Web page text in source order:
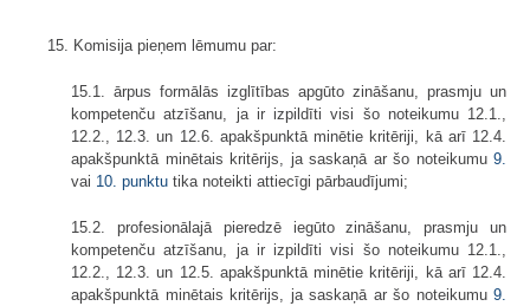
15. Komisija pieņem lēmumu par:
15.1. ārpus formālās izglītības apgūto zināšanu, prasmju un
kompetenču atzīšanu, ja ir izpildīti visi šo noteikumu 12.1.,
12.2., 12.3. un 12.6. apakšpunktā minētie kritēriji, kā arī 12.4.
apakšpunktā minētais kritērijs, ja saskaņā ar šo noteikumu 9.
vai 10. punktu tika noteikti attiecīgi pārbaudījumi;
15.2. profesionālajā pieredzē iegūto zināšanu, prasmju un
kompetenču atzīšanu, ja ir izpildīti visi šo noteikumu 12.1.,
12.2., 12.3. un 12.5. apakšpunktā minētie kritēriji, kā arī 12.4.
apakšpunktā minētais kritērijs, ja saskaņā ar šo noteikumu 9.